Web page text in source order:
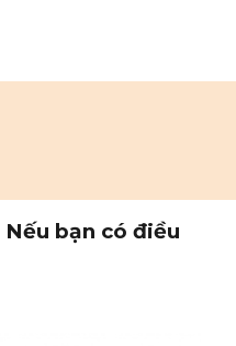
Nếu bạn có điều